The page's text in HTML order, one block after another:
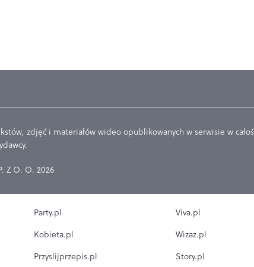
zdjęć i materiałów wideo opublikowanych w serwisie w
Z O. O. 2026
Party.pl
Kobieta.pl
Przyslijprzepis.pl
Viva.pl
Wizaz.pl
Story.pl